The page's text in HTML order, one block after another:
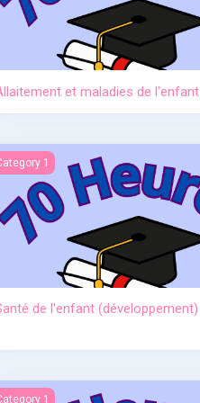
et maladies de l'enfant
de l'enfant (développement)
1
de l'enfant (développement)
et hypoglycémie
1